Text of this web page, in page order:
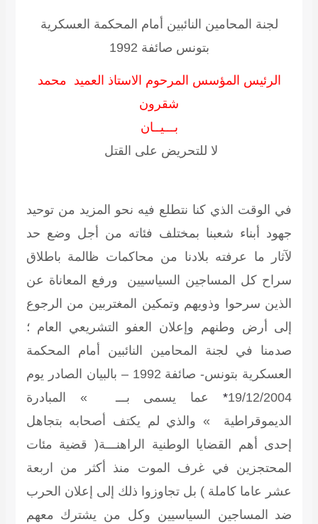
لجنة المحامين النائبين أمام المحكمة العسكرية
بتونس صائفة 1992
الرئيس المؤسس المرحوم الاستاذ العميد محمد
شقرون
بـــيــان
لا للتحريض على القتل
في الوقت الذي كنا نتطلع فيه نحو المزيد من توحيد
جهود أبناء شعبنا بمختلف فئاته من أجل وضع حد
لآثار ما عرفته بلادنا من محاكمات ظالمة باطلاق
سراح كل المساجين السياسيين ورفع المعاناة عن
الذين سرحوا وذويهم وتمكين المغتربين من الرجوع
إلى أرض وطنهم وإعلان العفو التشريعي العام ؛
صدمنا في لجنة المحامين النائبين أمام المحكمة
العسكرية بتونس- صائفة 1992
– بالبيان الصادر يوم
19/12/2004
*عما يسمى بـــ » المبادرة
الديموقراطية » والذي لم يكتف أصحابه بتجاهل
إحدى أهم القضايا الوطنية الراهنـــة( قضية مئات
المحتجزين في غرف الموت منذ أكثر من اربعة
عشر عاما كاملة ) بل تجاوزوا ذلك إلى إعلان الحرب
ضد المساجين السياسيين وكل من يشترك معهم